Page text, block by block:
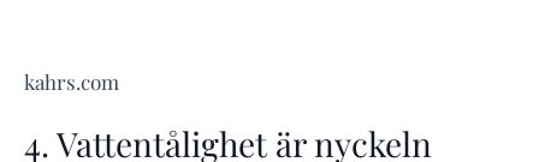
kahrs.com
4. Vattentålighet är nyckeln